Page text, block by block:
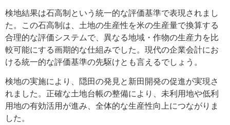
検地結果は石高制という統一的な評価基準で表現されまし
た。この石高制は、土地の生産性を米の生産量で換算する
合理的な評価システムで、異なる地域・作物の生産力を比
較可能にする画期的な仕組みでした。現代の企業会計にお
ける統一的な評価基準の先駆けとも言えるでしょう。
検地の実施により、隠田の発見と新田開発の促進が実現さ
れました。正確な土地台帳の整備により、未利用地や低利
用地の有効活用が進み、全体的な生産性向上につながりま
した。